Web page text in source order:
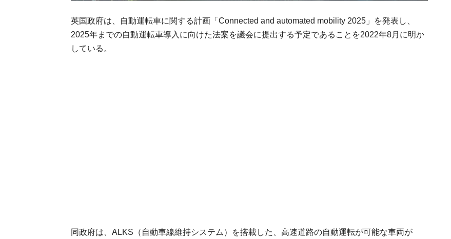
英国政府は、自動運転車に関する計画「Connected and automated mobility 2025」を発表し、
2025年までの自動運転車導入に向けた法案を議会に提出する予定であることを2022年8月に明か
している。
同政府は、ALKS（自動車線維持システム）を搭載した、高速道路の自動運転が可能な車両が